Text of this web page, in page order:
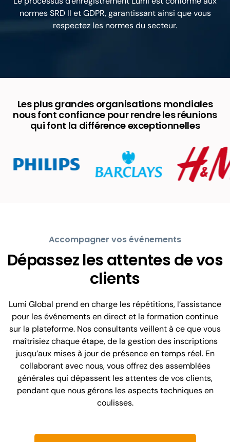
normes SRD II et GDPR, garantissant ainsi que vous
respectez les normes du secteur.
Les plus grandes organisations mondiales
nous font confiance pour rendre les réunions
qui font la différence exceptionnelles
Accompagner vos événements
Dépassez les attentes de vos
clients
Lumi Global prend en charge les répétitions, l’assistance
pour les événements en direct et la formation continue
sur la plateforme. Nos consultants veillent à ce que vous
maîtrisiez chaque étape, de la gestion des inscriptions
jusqu’aux mises à jour de présence en temps réel. En
collaborant avec nous, vous offrez des assemblées
générales qui dépassent les attentes de vos clients,
pendant que nous gérons les aspects techniques en
coulisses.